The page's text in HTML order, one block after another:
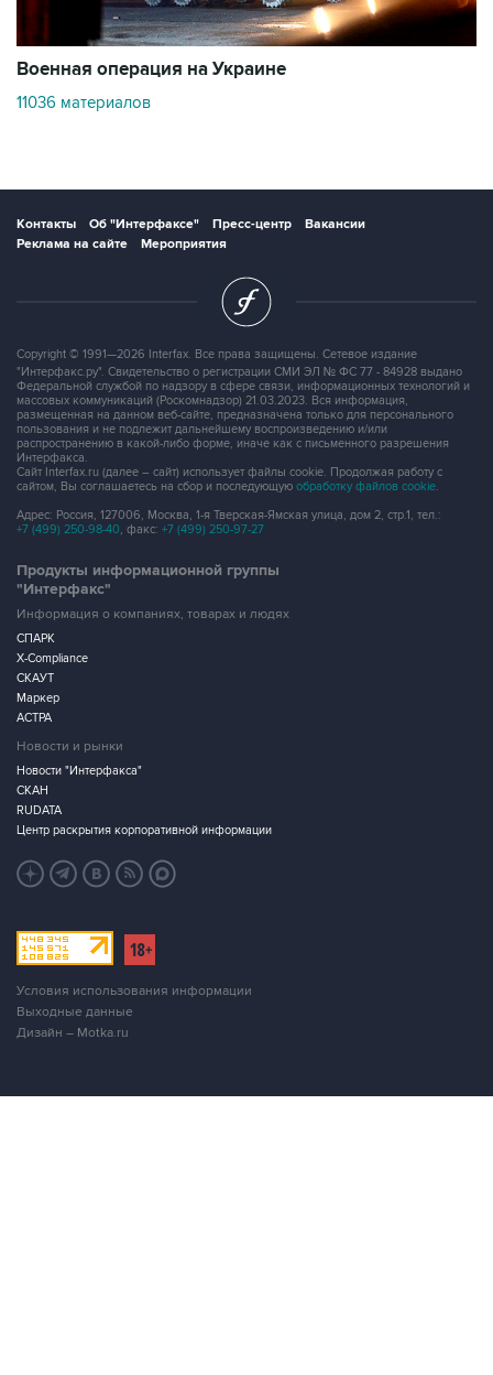
Военная операция на Украине
11036 материалов
Контакты Об "Интерфаксе" Пресс-центр
Вакансии
Реклама на сайте
Мероприятия
Copyright © 1991—2026 Interfax. Все права защищены. Сетевое издание
"Интерфакс.ру". Свидетельство о регистрации СМИ ЭЛ № ФС 77 - 84928 выдано
Федеральной службой по надзору в сфере связи, информационных технологий и
массовых коммуникаций (Роскомнадзор) 21.03.2023. Вся информация,
размещенная на данном веб-сайте, предназначена только для персонального
пользования и не подлежит дальнейшему воспроизведению и/или
распространению в какой-либо форме, иначе как с письменного разрешения
Интерфакса.
Сайт Interfax.ru (далее – сайт) использует файлы cookie. Продолжая работу с
сайтом, Вы соглашаетесь на сбор и последующую обработку файлов cookie.
Адрес: Россия, 127006, Москва, 1-я Тверская-Ямская улица, дом 2, стр.1, тел.:
+7 (499) 250-98-40, факс: +7 (499) 250-97-27
Продукты информационной группы
"Интерфакс"
Информация о компаниях, товарах и людях
СПАРК
X-Compliance
СКАУТ
Маркер
АСТРА
Новости и рынки
Новости "Интерфакса"
СКАН
RUDATA
Центр раскрытия корпоративной информации
Условия использования информации
Выходные данные
Дизайн – Motka.ru